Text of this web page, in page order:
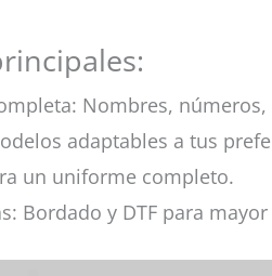
Nombres,
adaptables a tus
un uniforme completo.
Bordado y DTF para